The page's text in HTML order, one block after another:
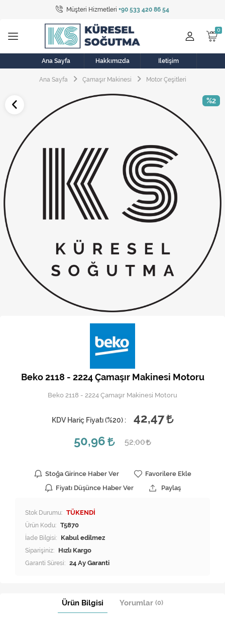
Müşteri Hizmetleri +90 533 420 86 54
Tüm Kategoriler
Bulaşık Makinesi
Buzdolabı
Çamaşır Kurutma Makinesi
Elektrikli Aksamlar
Elektrikli Süpürge
Fan
Fırın, Ocak ve Aspiratör
Klima
Kombi
Musluk
Ana Sayfa Hakkımızda İletişim
Ana Sayfa Çamaşır Makinesi Motor Çeşitleri
%2
Beko 2118 - 2224 Çamaşır Makinesi Motoru
Beko 2118 - 2224 Çamaşır Makinesi Motoru
KDV Hariç Fiyatı (%20) :
42,47
50,96
52,00
Stoğa Girince Haber Ver
Favorilere Ekle
Fiyatı Düşünce Haber Ver
Paylaş
Stok Durumu: TÜKENDİ
Ürün Kodu: T5870
İade Bilgisi:
Siparişiniz: Hızlı Kargo
Garanti Süresi: 24 Ay Garanti
Ürün Bilgisi Yorumlar (0)